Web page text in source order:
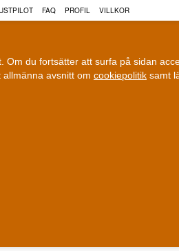
du fortsätter att surfa på sidan
avsnitt om cookiepolitik samt
FAQ PROFIL VILLKOR